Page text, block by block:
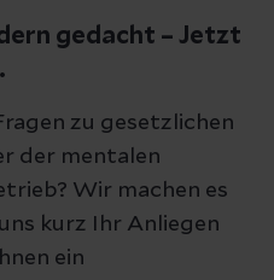
gedacht – Jetzt
zu gesetzlichen
der mentalen
Wir machen es
kurz Ihr Anliegen
ein